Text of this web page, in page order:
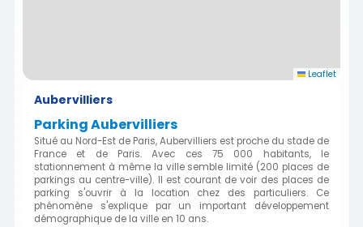
Leaflet
Aubervilliers
Parking Aubervilliers
Situé au Nord-Est de Paris, Aubervilliers est proche du stade de
France et de Paris. Avec ces 75 000 habitants, le
stationnement à même la ville semble limité (200 places de
parkings au centre-ville). Il est courant de voir des places de
parking s'ouvrir à la location chez des particuliers. Ce
phénomène s'explique par un important développement
démographique de la ville en 10 ans.